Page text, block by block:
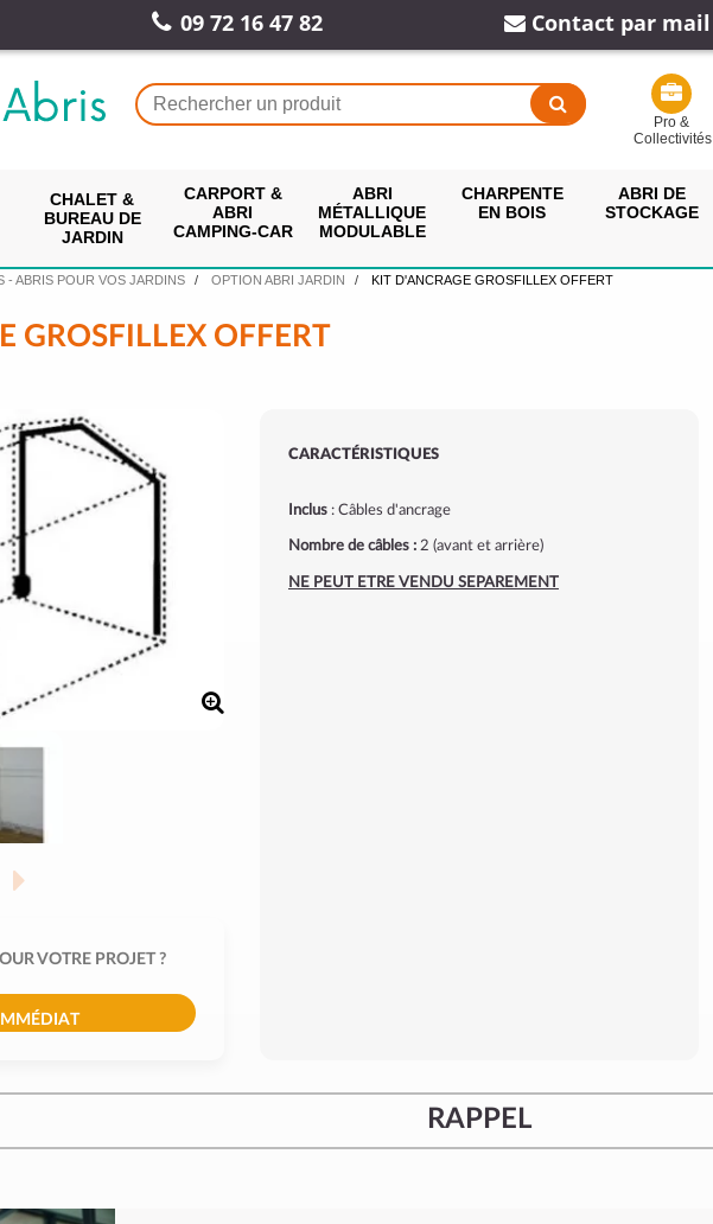
09 72 16 47 82 Contact par mail
Pro &
Collectivités
CHALET &
BUREAU DE
JARDIN
CARPORT &
ABRI
CAMPING-CAR
ABRI
MÉTALLIQUE
MODULABLE
CHARPENTE
EN BOIS
ABRI DE
STOCKAGE
- ABRIS POUR VOS JARDINS OPTION ABRI JARDIN KIT D'ANCRAGE GROSFILLEX OFFERT
GROSFILLEX OFFERT
VOTRE PROJET ?
CARACTÉRISTIQUES
Inclus: Câbles d'ancrage
Nombre de câbles :2 (avant et arrière)
NE PEUT ETRE VENDU SEPAREMENT
RAPPEL